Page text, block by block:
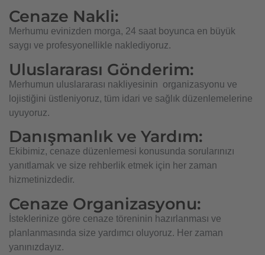
Cenaze Nakli:
Merhumu evinizden morga, 24 saat boyunca en büyük
saygı ve profesyonellikle naklediyoruz.
Uluslararası Gönderim:
Merhumun uluslararası nakliyesinin organizasyonu ve
lojistiğini üstleniyoruz, tüm idari ve sağlık düzenlemelerine
uyuyoruz.
Danışmanlık ve Yardım:
Ekibimiz, cenaze düzenlemesi konusunda sorularınızı
yanıtlamak ve size rehberlik etmek için her zaman
hizmetinizdedir.
Cenaze Organizasyonu:
İsteklerinize göre cenaze töreninin hazırlanması ve
planlanmasında size yardımcı oluyoruz. Her zaman
yanınızdayız.